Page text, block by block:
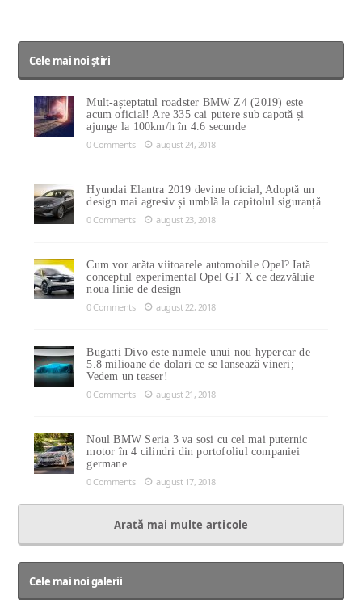
Cele mai noi știri
Mult-așteptatul roadster BMW Z4 (2019) este
acum oficial! Are 335 cai putere sub capotă și
ajunge la 100km/h în 4.6 secunde
0 Comments
august 24, 2018
Hyundai Elantra 2019 devine oficial; Adoptă un
design mai agresiv și umblă la capitolul siguranță
0 Comments
august 23, 2018
Cum vor arăta viitoarele automobile Opel? Iată
conceptul experimental Opel GT X ce dezvăluie
noua linie de design
0 Comments
august 22, 2018
Bugatti Divo este numele unui nou hypercar de
5.8 milioane de dolari ce se lansează vineri;
Vedem un teaser!
0 Comments
august 21, 2018
Noul BMW Seria 3 va sosi cu cel mai puternic
motor în 4 cilindri din portofoliul companiei
germane
0 Comments
august 17, 2018
Arată mai multe articole
Cele mai noi galerii